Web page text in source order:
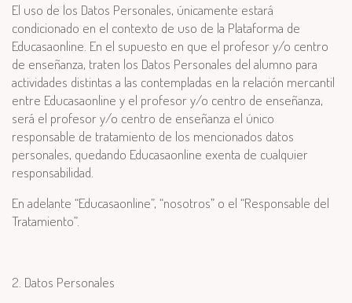
El uso de los Datos Personales, únicamente estará
condicionado en el contexto de uso de la Plataforma de
Educasaonline. En el supuesto en que el profesor y/o centro
de enseñanza, traten los Datos Personales del alumno para
actividades distintas a las contempladas en la relación mercantil
entre Educasaonline y el profesor y/o centro de enseñanza,
será el profesor y/o centro de enseñanza el único
responsable de tratamiento de los mencionados datos
personales, quedando Educasaonline exenta de cualquier
responsabilidad.
En adelante “Educasaonline”, “nosotros” o el “Responsable del
Tratamiento”.
2. Datos Personales